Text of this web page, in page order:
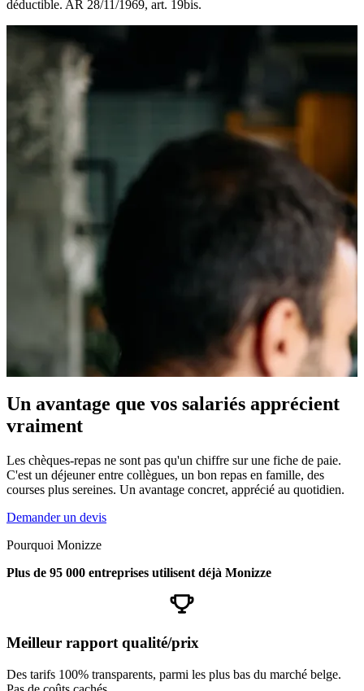
déductible. AR 28/11/1969, art. 19bis.
Un avantage que vos salariés apprécient
vraiment
Les chèques-repas ne sont pas qu'un chiffre sur une fiche de paie.
C'est un déjeuner entre collègues, un bon repas en famille, des
courses plus sereines. Un avantage concret, apprécié au quotidien.
Demander un devis
Pourquoi Monizze
Plus de 95 000 entreprises utilisent déjà Monizze
Meilleur rapport qualité/prix
Des tarifs 100% transparents, parmi les plus bas du marché belge.